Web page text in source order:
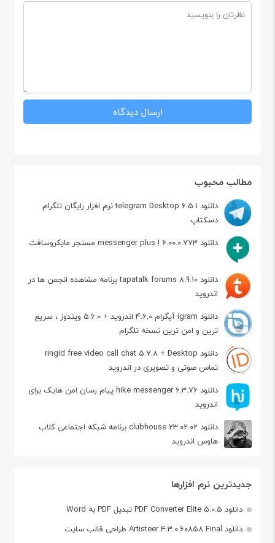
مطالب محبوب
دانلود telegram Desktop 6.5.1 نرم افزار رایگان تلگرام
دسکتاپ
دانلود messenger plus ! 6.00.0.773 مسنجر مایکروسافت
دانلود tapatalk forums 8.9.10 برنامه مشاهده انجمن ها در
اندروید
دانلود igram آیگرام 4.6.0 اندروید + 5.6.0 ویندوز ، سریع
ترین و امن ترین نسخه تلگرام
دانلود ringid free video call chat 5.7.8 + Desktop
تماس صوتی و تصویری در اندروید
دانلود hike messenger 6.3.76 پیام‌ رسان‌ امن هایک برای
اندروید
دانلود clubhouse 23.02.02 برنامه شبکه اجتماعی کلاب
هاوس اندروید
جدیدترین نرم افزارها
دانلود PDF Converter Elite 5.0.5 تبدیل PDF به Word
دانلود Artisteer 4.3.0.60858 Final طراحی قالب سایت